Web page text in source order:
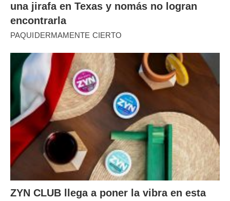
una jirafa en Texas y nomás no logran
encontrarla
PAQUIDERMAMENTE CIERTO
ZYN CLUB llega a poner la vibra en esta